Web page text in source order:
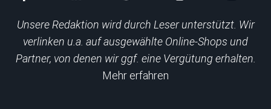
Unsere Redaktion wird durch Leser unterstützt. Wir
verlinken u.a. auf ausgewählte Online-Shops und
Partner, von denen wir ggf. eine Vergütung erhalten.
Mehr erfahren